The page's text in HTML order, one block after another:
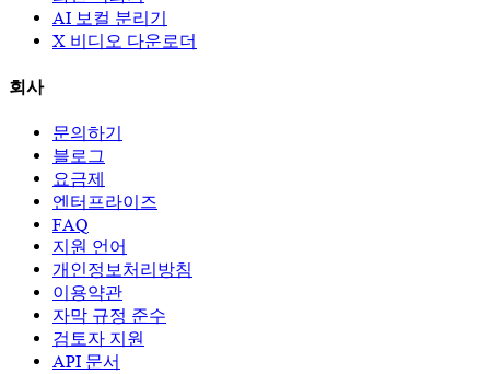
AI 보컬 분리기
X 비디오 다운로더
회사
문의하기
블로그
요금제
엔터프라이즈
FAQ
지원 언어
개인정보처리방침
이용약관
자막 규정 준수
검토자 지원
API 문서